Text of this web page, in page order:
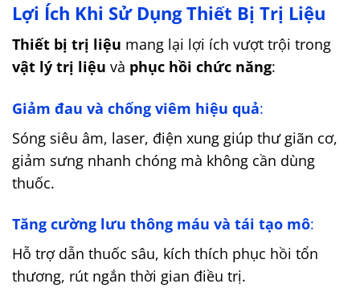
Lợi Ích Khi Sử Dụng Thiết Bị Trị Liệu
Thiết bị trị liệu mang lại lợi ích vượt trội trong
vật lý trị liệu và phục hồi chức năng:
Giảm đau và chống viêm hiệu quả:
Sóng siêu âm, laser, điện xung giúp thư giãn cơ,
giảm sưng nhanh chóng mà không cần dùng
thuốc.
Tăng cường lưu thông máu và tái tạo mô:
Hỗ trợ dẫn thuốc sâu, kích thích phục hồi tổn
thương, rút ngắn thời gian điều trị.